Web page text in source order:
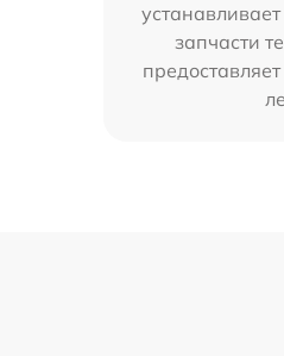
запчасти